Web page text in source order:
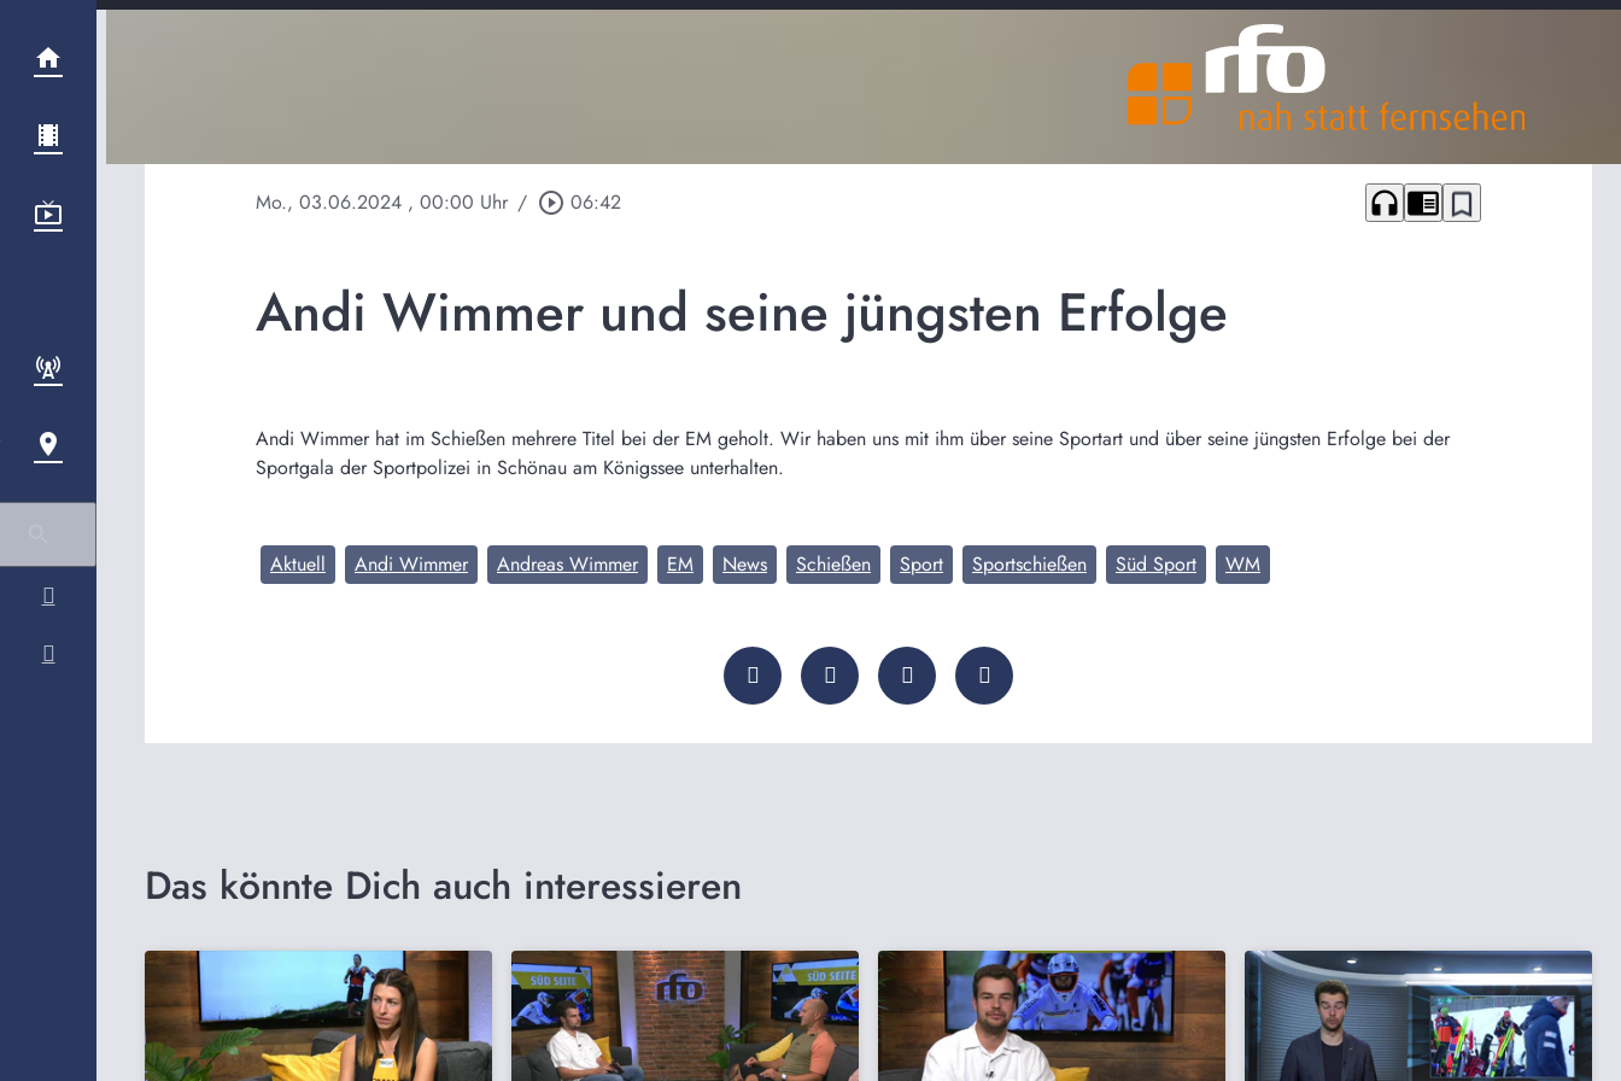
Mo., 03.06.2024 , 00:00 Uhr / play_circle_outline 06:42 headphones chrome_reader_mode bookmark_border
Andi Wimmer und seine jüngsten Erfolge
Andi Wimmer hat im Schießen mehrere Titel bei der EM geholt. Wir haben uns mit ihm über seine Sportart und über seine jüngsten Erfolge bei der
Sportgala der Sportpolizei in Schönau am Königssee unterhalten.
Aktuell Andi Wimmer Andreas Wimmer EM News Schießen Sport Sportschießen Süd Sport WM
Das könnte Dich auch interessieren